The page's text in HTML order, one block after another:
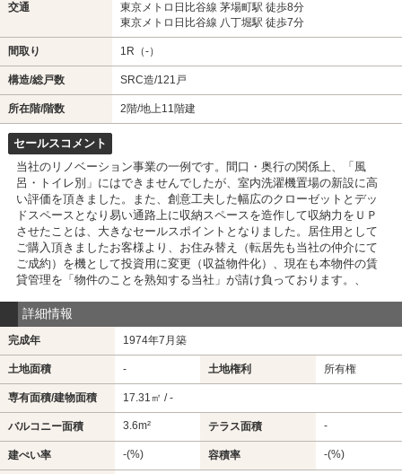
交通
東京メトロ日比谷線 茅場町駅 徒歩8分
東京メトロ日比谷線 八丁堀駅 徒歩7分
間取り 1R（-）
構造/総戸数 SRC造/121戸
所在階/階数 2階/地上11階建
セールスコメント
当社のリノベーション事業の一例です。間口・奥行の関係上、「風
呂・トイレ別」にはできませんでしたが、室内洗濯機置場の新設に高
い評価を頂きました。また、創意工夫した幅広のクローゼットとデッ
ドスペースとなり易い通路上に収納スペースを造作して収納力をＵＰ
させたことは、大きなセールスポイントとなりました。居住用として
ご購入頂きましたお客様より、お住み替え（転居先も当社の仲介にて
ご成約）を機として投資用に変更（収益物件化）、現在も本物件の賃
貸管理を「物件のことを熟知する当社」が請け負っております。、
詳細情報
完成年 1974年7月築
土地面積 - 土地権利 所有権
専有面積/建物面積 17.31㎡ / -
バルコニー面積 3.6m² テラス面積 -
建ぺい率 -(%) 容積率 -(%)